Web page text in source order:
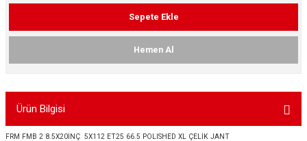
Çelik Jantlar
Sepete Ekle
Hemen Al
Ürün Bilgisi
FRM FMB 2 8.5X20İNÇ 5X112 ET25 66.5 POLISHED XL ÇELİK JANT